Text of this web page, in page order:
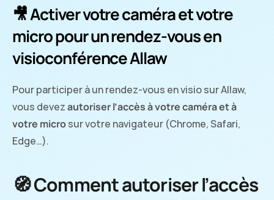
🎥 Activer votre caméra et votre
micro pour un rendez-vous en
visioconférence Allaw
Pour participer à un rendez-vous en visio sur Allaw,
vous devez autoriser l’accès à votre caméra et à
votre micro sur votre navigateur (Chrome, Safari,
Edge…).
🧭 Comment autoriser l’accès